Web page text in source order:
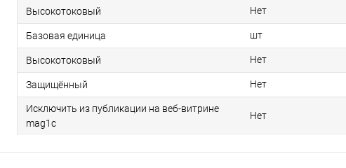
Высокотоковый Нет
Базовая единица шт
Высокотоковый Нет
Защищённый Нет
Исключить из публикации на веб-витрине
mag1c
Нет